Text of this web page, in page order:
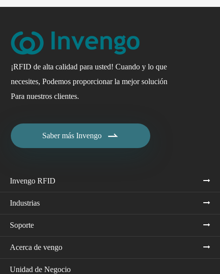
¡RFID de alta calidad para usted! Cuando y lo que
necesites, Podemos proporcionar la mejor solución
Para nuestros clientes.
Saber más Invengo 
Invengo RFID
Industrias
Soporte
Acerca de vengo
Unidad de Negocio